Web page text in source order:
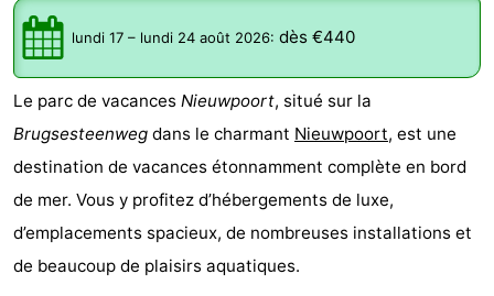
Westende
d'hôtes
Chaumières
-
Nieuwpoort
-
Oostduinkerke
aan
zee
-
Westende
Hôtels
Last
lundi 17 – lundi 24 août 2026: dès €440
Le parc de vacances Nieuwpoort, situé sur la
Brugsesteenweg dans le charmant Nieuwpoort, est une
destination de vacances étonnamment complète en bord
de mer. Vous y profitez d’hébergements de luxe,
d’emplacements spacieux, de nombreuses installations et
de beaucoup de plaisirs aquatiques.